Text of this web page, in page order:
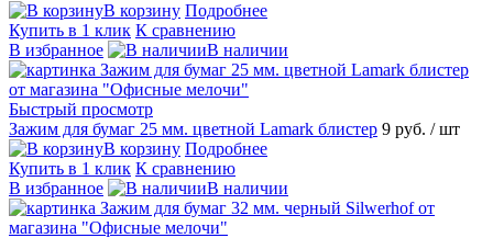
В корзину Подробнее
Купить в 1 клик К сравнению
В избранное
В наличии
Быстрый просмотр
Зажим для бумаг 25 мм. цветной Lamark блистер 9 руб. / шт
В корзину Подробнее
Купить в 1 клик К сравнению
В избранное
В наличии